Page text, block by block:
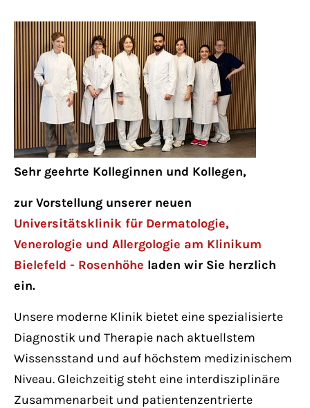
24h/ 365days
We offer support for our customers
Mon - Fri 8:00am - 5:00pm(GMT +1)
Get in touch
Cybersteel Inc.
376-293 City Road, Suite 600
San Francisco, CA 94102
Have any questions?
+44 1234 567 890
Drop us a line
info@yourdomain.com
Sehr geehrte Kolleginnen und Kollegen,
zur Vorstellung unserer neuen
Universitätsklinik für Dermatologie,
Venerologie und Allergologie am Klinikum
Bielefeld - Rosenhöhe laden wir Sie herzlich
ein.
Unsere moderne Klinik bietet eine spezialisierte
Diagnostik und Therapie nach aktuellstem
Wissensstand und auf höchstem medizinischem
Niveau. Gleichzeitig steht eine interdisziplinäre
Zusammenarbeit und patientenzentrierte